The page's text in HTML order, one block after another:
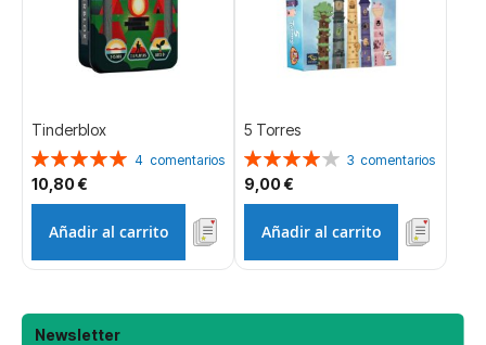
Tinderblox
Valoración:
100%
4 comentarios
10,80 €
Añadir al carrito
5 Torres
Valoración:
80%
3 comentarios
9,00 €
Añadir al carrito
Newsletter